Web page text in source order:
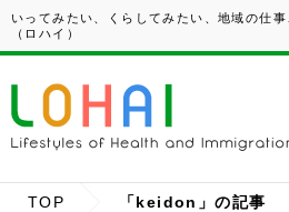
いってみたい、くらしてみたい、地域の仕
（ロハイ）
TOP 「keidon」の記事